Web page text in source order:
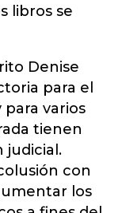
libros se
Denise
para el
para varios
tienen
judicial.
con
los